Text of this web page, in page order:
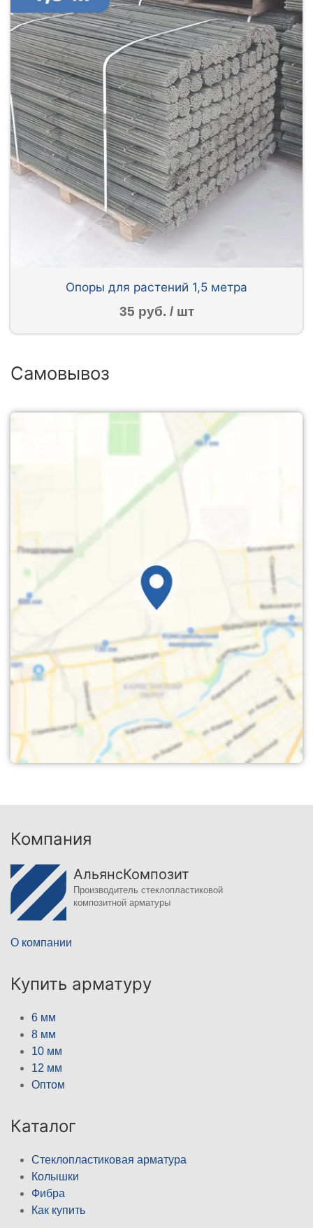
Опоры для растений 1,5 метра
35 руб. / шт
Самовывоз
Компания
АльянсКомпозит
Производитель стеклопластиковой
композитной арматуры
О компании
Купить арматуру
6 мм
8 мм
10 мм
12 мм
Оптом
Каталог
Стеклопластиковая арматура
Колышки
Фибра
Как купить